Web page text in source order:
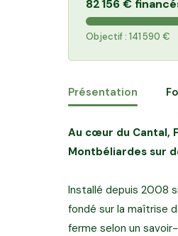
82 156 €
Objectif : 141 590 €
Présentation
Au cœur du Cantal,
Montbéliardes sur
Installé depuis 2008
fondé sur la maîtrise
ferme selon un